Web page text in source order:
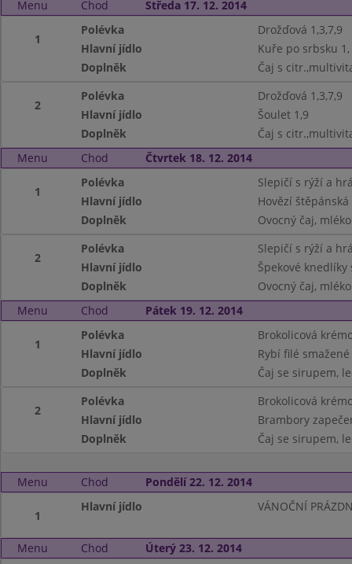
Menu Chod Středa 17. 12. 2014
1
Polévka
Drožďová 1,3,7,9
Hlavní jídlo
Kuře po srbsku
Doplněk
Čaj s
2
Polévka
Drožďová 1,3,7,9
Hlavní jídlo
Šoulet 1,9
Doplněk
Čaj s
Menu
Chod Čtvrtek 18. 12. 2014
1
Polévka
Slepičí s rýží a
Hlavní jídlo
Hovězí
Doplněk
Ovocný čaj,
2
Polévka
Slepičí s rýží a
Hlavní jídlo
Špekové knedlíky
Doplněk
Ovocný čaj,
Menu
Chod Pátek 19. 12. 2014
1
Polévka
Brokolicová
Hlavní jídlo
Rybí filé
Doplněk
Čaj se sirupem,
2
Polévka
Brokolicová
Hlavní jídlo
Brambory
Doplněk
Čaj se sirupem,
Menu Chod Pondělí 22. 12. 2014
1
Hlavní jídlo VÁNOČNÍ
Menu Chod Úterý 23. 12. 2014